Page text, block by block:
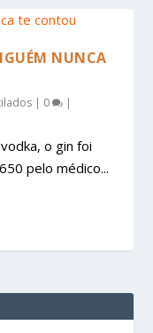
NUNCA
| 0 |
o gin foi
pelo médico...